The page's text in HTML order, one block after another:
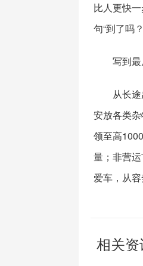
比人更快
句“到了吗
写到最
从长
安放各类
领至高
量；非营
爱车，从容
相关资